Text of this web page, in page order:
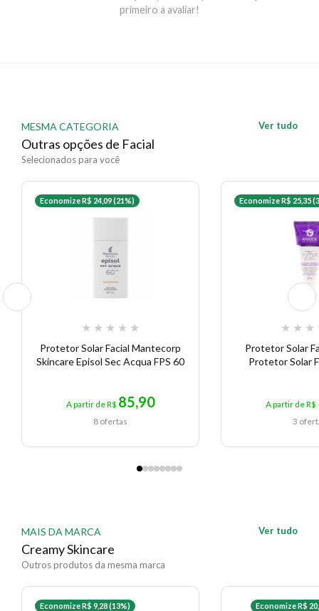
pele seca antes da exposição ao sol. Reaplique após
primeiro a avaliar!
MESMA CATEGORIA
Outras opções de Facial
Selecionados para você
Ver tudo
Economize R$ 24,09 (21%)
★ ★ ★ ★ ★
Protetor Solar Facial Mantecorp
Skincare Episol Sec Acqua FPS 60
A partir de R$ 85,90
8 ofertas
Economize R$ 25,35
★ ★ ★
Protetor Solar
Protetor Solar
A partir de R$
3
MAIS DA MARCA
Creamy Skincare
Outros produtos da mesma marca
Ver tudo
Economize R$ 9,28 (13%) Economize R$